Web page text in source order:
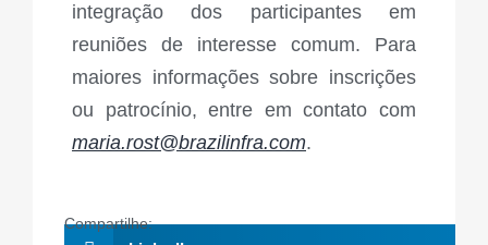
integração dos participantes em
reuniões de interesse comum. Para
maiores informações sobre inscrições
ou patrocínio, entre em contato com
maria.rost@brazilinfra.com.
Compartilhe: